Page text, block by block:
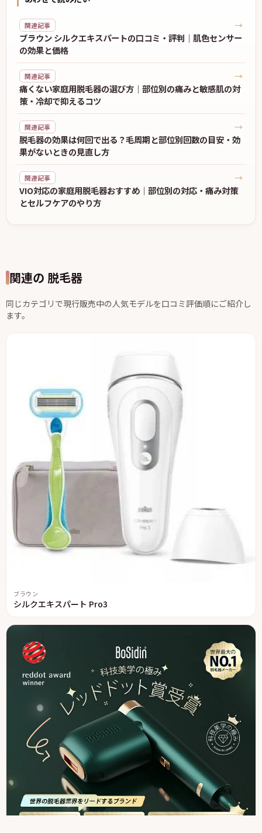
関連記事
ブラウン シルクエキスパートの口コミ・評判｜肌色センサー
の効果と価格
→
関連記事
痛くない家庭用脱毛器の選び方｜部位別の痛みと敏感肌の対
策・冷却で抑えるコツ
→
関連記事
脱毛器の効果は何回で出る？毛周期と部位別回数の目安・効
果がないときの見直し方
→
関連記事
VIO対応の家庭用脱毛器おすすめ｜部位別の対応・痛み対策
とセルフケアのやり方
→
関連の 脱毛器
同じカテゴリで現行販売中の人気モデルを口コミ評価順にご紹介し
ます。
ブラウン
シルクエキスパート Pro3